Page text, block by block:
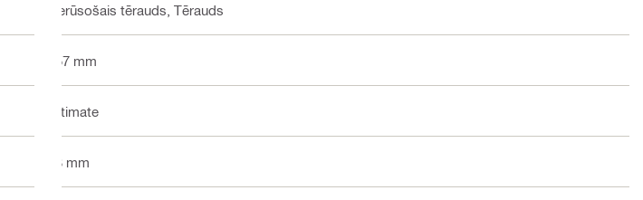
Nerūsošais tērauds, Tērauds
457 mm
Ultimate
13 mm